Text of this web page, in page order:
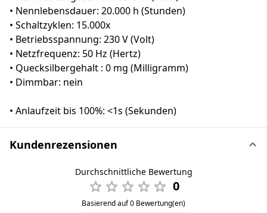
• Nennlebensdauer: 20.000 h (Stunden)
• Schaltzyklen: 15.000x
• Betriebsspannung: 230 V (Volt)
• Netzfrequenz: 50 Hz (Hertz)
• Quecksilbergehalt : 0 mg (Milligramm)
• Dimmbar: nein
• Anlaufzeit bis 100%: <1s (Sekunden)
Kundenrezensionen
Durchschnittliche Bewertung
0
Basierend auf 0 Bewertung(en)